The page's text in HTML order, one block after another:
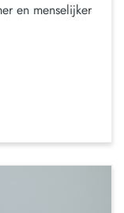
en menselijker